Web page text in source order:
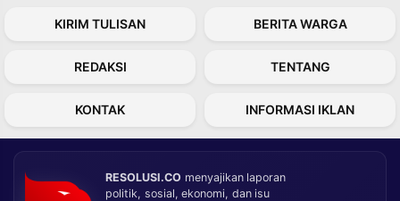
KIRIM TULISAN BERITA WARGA
REDAKSI TENTANG
KONTAK INFORMASI IKLAN
RESOLUSI.CO menyajikan laporan
politik, sosial, ekonomi, dan isu